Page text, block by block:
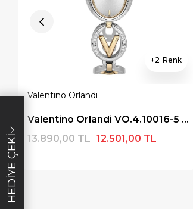
2
Valentino Orlandi
Valentino Orlandi VO.4.10016-5 Kadın Kol Saati
12.501,00 TL
13.890,00 TL
HEDIYE ÇEKI
özel
Çeki
× SEPETTE İNDİRİM